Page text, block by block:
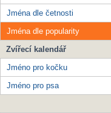
Jména dle četnosti
Jména dle popularity
Zvířecí kalendář
Jméno pro kočku
Jméno pro psa